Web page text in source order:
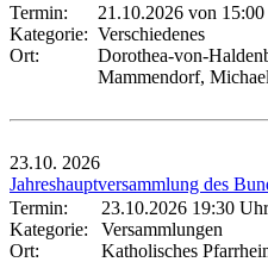
Termin:
21.10.2026 von 15:00
Kategorie: Verschiedenes
Ort:
Dorothea-von-
Mammendorf,
23.10. 2026
Jahreshauptversammlung des
Termin:
23.10.2026 19:30 Uhr
Kategorie:
Versammlungen
Ort:
Katholisches